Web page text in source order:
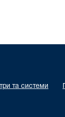
та системи